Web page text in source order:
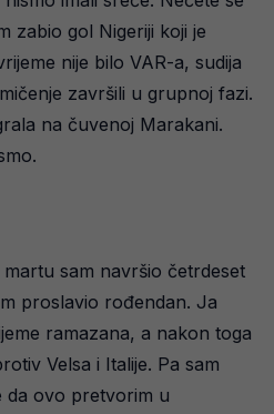
zabio gol Nigeriji koji je
nije bilo VAR-a, sudija
završili u grupnoj fazi.
na čuvenoj Marakani.
sam navršio četrdeset
proslavio rođendan. Ja
ramazana, a nakon toga
Velsa i Italije. Pa sam
da ovo pretvorim u